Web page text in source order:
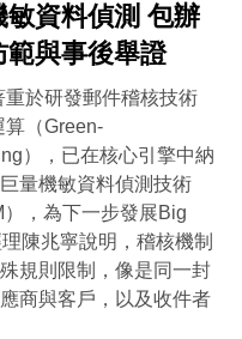
敏資料偵測 包辦
範與事後舉證
重於研發郵件稽核技術
算（Green-
），已在核心引擎中納
量機敏資料偵測技術
），為下一步發展Big
陳兆寧說明，稽核機制
規則限制，像是同一封
商與客戶，以及收件者